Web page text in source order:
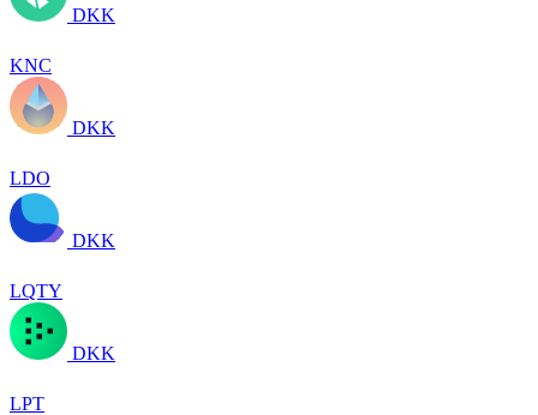
DKK
KNC
DKK
LDO
DKK
LQTY
DKK
LPT